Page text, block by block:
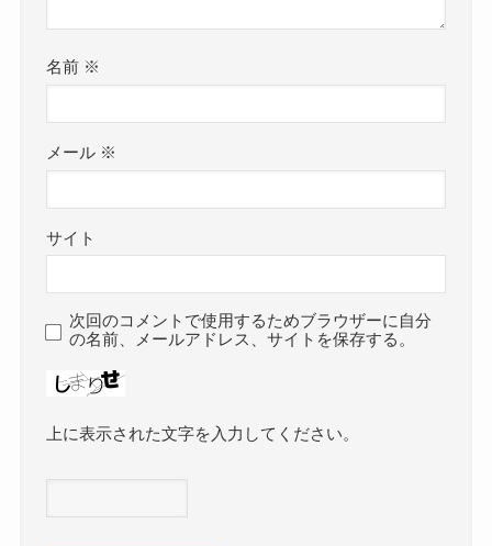
名前 ※
メール ※
サイト
次回のコメントで使用するためブラウザーに自分
の名前、メールアドレス、サイトを保存する。
上に表示された文字を入力してください。